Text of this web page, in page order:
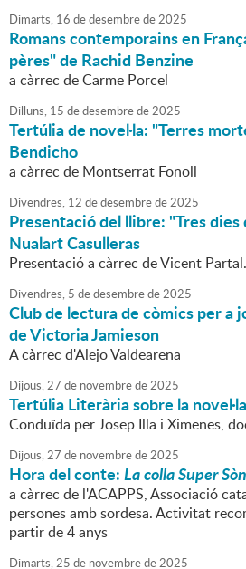
Dimarts, 16 dedesembrede2025
Romans contemporains en
pères" de Rachid Benzine
a càrrec de Carme Porcel
Dilluns, 15 dedesembrede2025
Tertúlia de novel·la: "Terres
Bendicho
a càrrec de Montserrat Fonoll
Divendres, 12 dedesembrede2025
Presentació del llibre: "Tres
Nualart Casulleras
Presentació a càrrec de Vicent Partal.
Divendres, 5 dedesembrede2025
Club de lectura de còmics per a
de Victoria Jamieson
A càrrec d'Alejo Valdearena
Dijous,27 de novembrede2025
Tertúlia Literària sobre la
Conduïda per Josep Illa i Ximenes,
Dijous,27 de novembrede2025
Hora del conte:La colla Super
a càrrec de l'ACAPPS, Associació
persones amb sordesa. Activitat
partir de 4 anys
Dimarts,25 de novembrede2025